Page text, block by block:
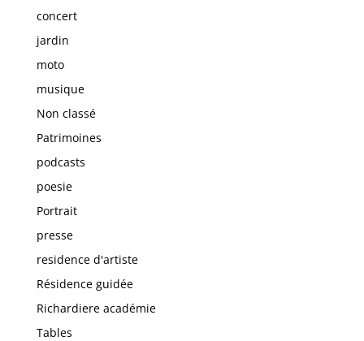
concert
jardin
moto
musique
Non classé
Patrimoines
podcasts
poesie
Portrait
presse
residence d'artiste
Résidence guidée
Richardiere académie
Tables